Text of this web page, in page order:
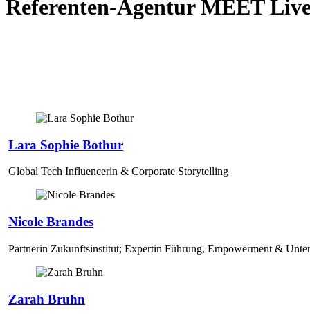
Referenten-Agentur MEET
Lara Sophie Bothur
Global Tech Influencerin & Corporate Storytelling
Nicole Brandes
Partnerin Zukunftsinstitut; Expertin Führung, Empowerment &
Zarah Bruhn